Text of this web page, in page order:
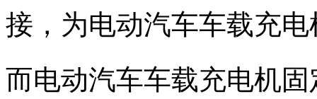
接，为电动汽车车载充
而电动汽车车载充电机